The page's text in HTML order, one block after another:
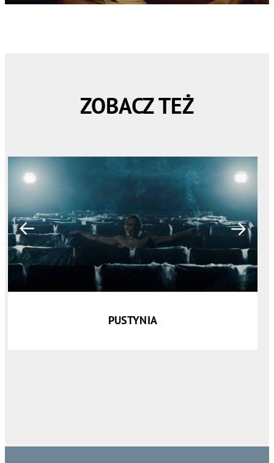
ZOBACZ TEŻ
PUSTYNIA